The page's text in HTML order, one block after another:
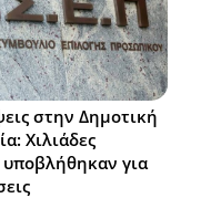
στην Δημοτική
Χιλιάδες
υποβλήθηκαν για